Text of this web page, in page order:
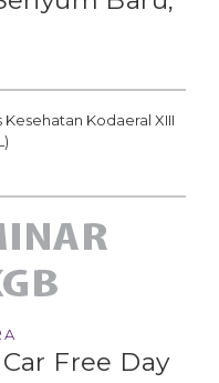
Kodaeral XIII
Free Day